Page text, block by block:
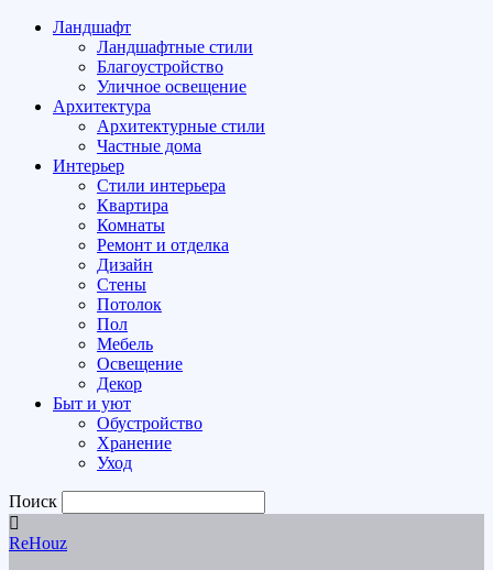
Ландшафт
Ландшафтные стили
Благоустройство
Уличное освещение
Архитектура
Архитектурные стили
Частные дома
Интерьер
Стили интерьера
Квартира
Комнаты
Ремонт и отделка
Дизайн
Стены
Потолок
Пол
Мебель
Освещение
Декор
Быт и уют
Обустройство
Хранение
Уход
Поиск
ReHouz